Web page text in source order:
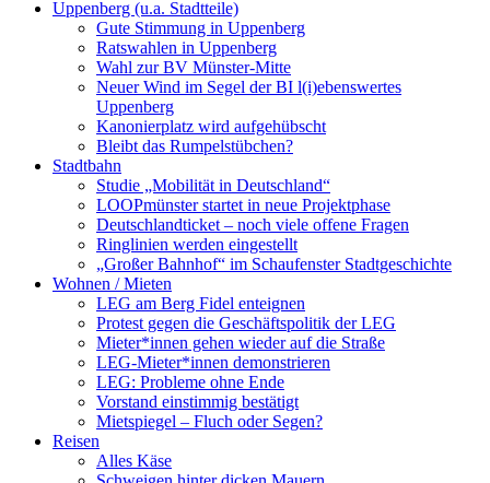
Uppenberg (u.a. Stadtteile)
Gute Stimmung in Uppenberg
Ratswahlen in Uppenberg
Wahl zur BV Münster-Mitte
Neuer Wind im Segel der BI l(i)ebenswertes
Uppenberg
Kanonierplatz wird aufgehübscht
Bleibt das Rumpelstübchen?
Stadtbahn
Studie „Mobilität in Deutschland“
LOOPmünster startet in neue Projektphase
Deutschlandticket – noch viele offene Fragen
Ringlinien werden eingestellt
„Großer Bahnhof“ im Schaufenster Stadtgeschichte
Wohnen / Mieten
LEG am Berg Fidel enteignen
Protest gegen die Geschäftspolitik der LEG
Mieter*innen gehen wieder auf die Straße
LEG-Mieter*innen demonstrieren
LEG: Probleme ohne Ende
Vorstand einstimmig bestätigt
Mietspiegel – Fluch oder Segen?
Reisen
Alles Käse